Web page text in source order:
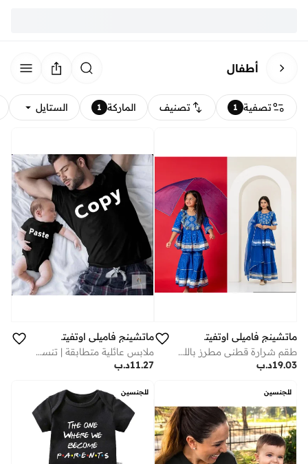
أطفال
تصفية 1 تصنيف الماركة 1 الستايل
ماتشينج فاميلي اوتفيتس
طقم شرارة قطني مطرز باللون الأزرق الملكي للنساء | زيّ احتفالي متناسق | طقم كورتا شرارة دوباتا أنيق | زيّ تقليديّ | زيّ عائليّ توأم
د.ب19.03
ماتشينج فاميلي اوتفيتس
ملابس عائلية متطابقة | تنسيق أزياء الأب والطفل | إطلالات توأمة للأب والابن/الابنة | طقم قطني مميز للحظات العائلية
د.ب11.27
للجنسين للجنسين